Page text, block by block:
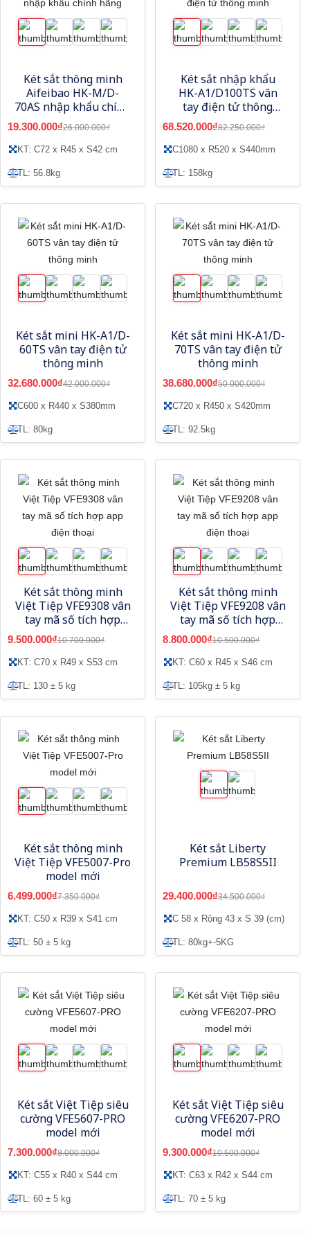
Két sắt thông minh
Aifeibao HK-M/D-
70AS nhập khẩu chính
hãng
19.300.000₫26.000.000₫
KT: C72 x R45 x S42 cm
TL: 56.8kg
Két sắt nhập khẩu
HK-A1/D100TS vân
tay điện tử thông
minh
68.520.000₫82.250.000₫
C1080 x R520 x S440mm
TL: 158kg
Két sắt mini HK-A1/D-
60TS vân tay điện tử
thông minh
32.680.000₫42.000.000₫
C600 x R440 x S380mm
TL: 80kg
Két sắt mini HK-A1/D-
70TS vân tay điện tử
thông minh
38.680.000₫50.000.000₫
C720 x R450 x S420mm
TL: 92.5kg
Két sắt thông minh
Việt Tiệp VFE9308 vân
tay mã số tích hợp
app điện thoại
9.500.000₫10.700.000₫
KT: C70 x R49 x S53 cm
TL: 130 ± 5 kg
Két sắt thông minh
Việt Tiệp VFE9208 vân
tay mã số tích hợp
app điện thoại
8.800.000₫10.500.000₫
KT: C60 x R45 x S46 cm
TL: 105kg ± 5 kg
Két sắt thông minh
Việt Tiệp VFE5007-Pro
model mới
6.499.000₫7.350.000₫
KT: C50 x R39 x S41 cm
TL: 50 ± 5 kg
Két sắt Liberty
Premium LB58S5II
29.400.000₫34.500.000₫
C 58 x Rộng 43 x S 39 (cm)
TL: 80kg+-5KG
Két sắt Việt Tiệp siêu
cường VFE5607-PRO
model mới
7.300.000₫8.000.000₫
KT: C55 x R40 x S44 cm
TL: 60 ± 5 kg
Két sắt Việt Tiệp siêu
cường VFE6207-PRO
model mới
9.300.000₫10.500.000₫
KT: C63 x R42 x S44 cm
TL: 70 ± 5 kg